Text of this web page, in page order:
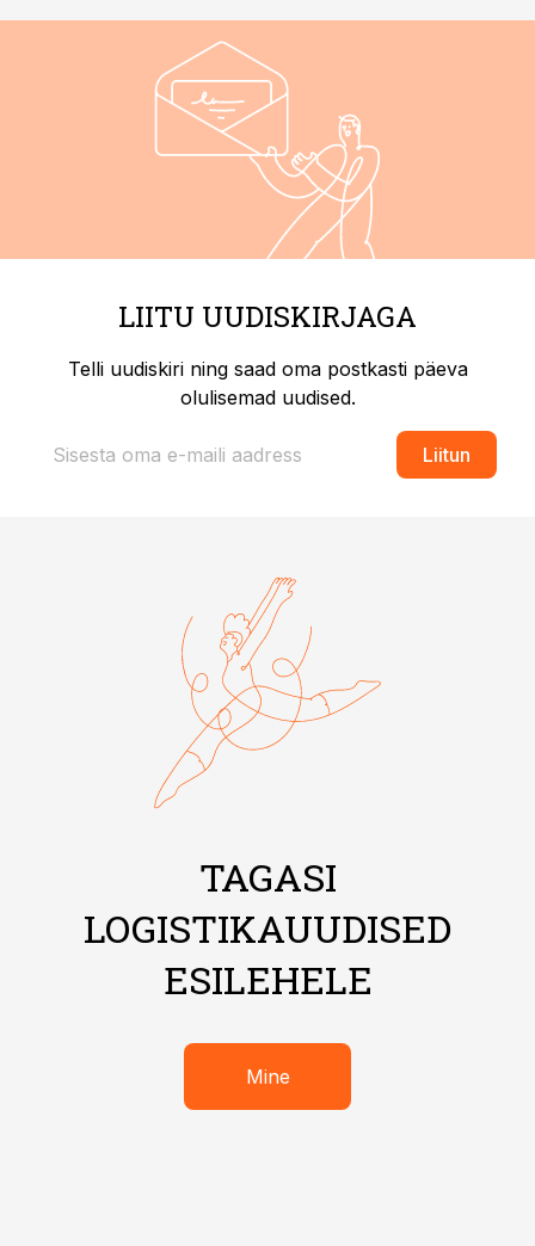
LIITU UUDISKIRJAGA
Telli uudiskiri ning saad oma postkasti päeva
olulisemad uudised.
Liitun
TAGASI
LOGISTIKAUUDISED
ESILEHELE
Mine